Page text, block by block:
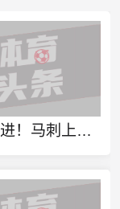
突飞猛进！马刺上赛季仅34胜&排西部第13 本赛季打进总决赛